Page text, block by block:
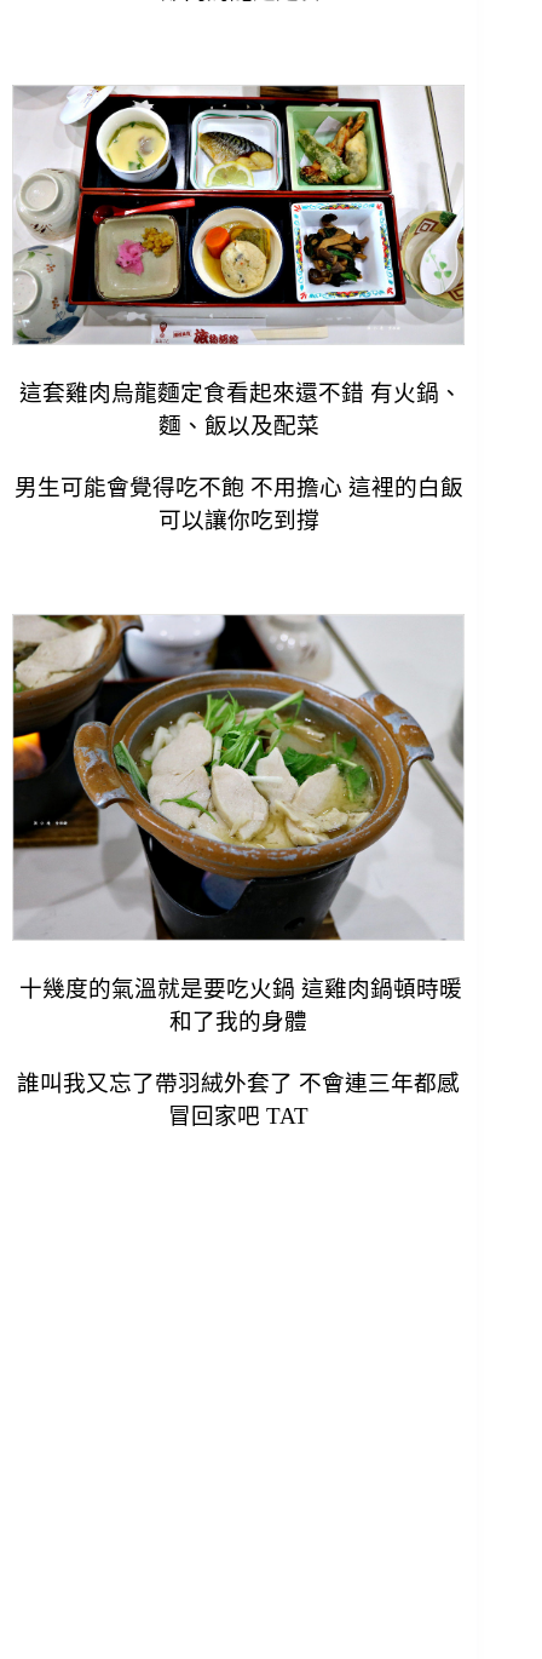
這套雞肉烏龍麵定食看起來還不錯 有火鍋、
麵、飯以及配菜
男生可能會覺得吃不飽 不用擔心 這裡的白飯
可以讓你吃到撐
十幾度的氣溫就是要吃火鍋 這雞肉鍋頓時暖
和了我的身體
誰叫我又忘了帶羽絨外套了 不會連三年都感
冒回家吧 TAT